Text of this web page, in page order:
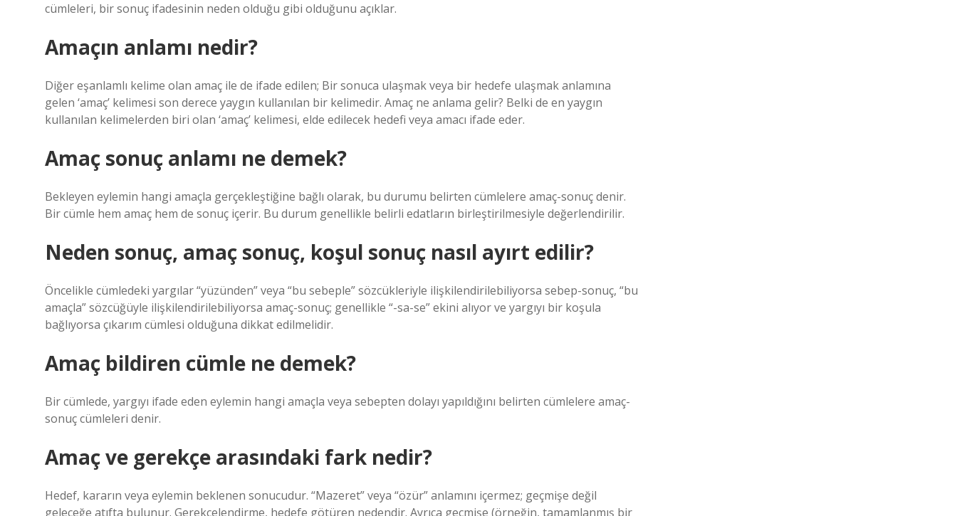
cümleleri, bir sonuç ifadesinin neden olduğu gibi olduğunu açıklar.
Amaçın anlamı nedir?
Diğer eşanlamlı kelime olan amaç ile de ifade edilen; Bir sonuca ulaşmak veya bir hedefe ulaşmak anlamına
gelen ‘amaç’ kelimesi son derece yaygın kullanılan bir kelimedir. Amaç ne anlama gelir? Belki de en yaygın
kullanılan kelimelerden biri olan ‘amaç’ kelimesi, elde edilecek hedefi veya amacı ifade eder.
Amaç sonuç anlamı ne demek?
Bekleyen eylemin hangi amaçla gerçekleştiğine bağlı olarak, bu durumu belirten cümlelere amaç-sonuç denir.
Bir cümle hem amaç hem de sonuç içerir. Bu durum genellikle belirli edatların birleştirilmesiyle değerlendirilir.
Neden sonuç, amaç sonuç, koşul sonuç nasıl ayırt edilir?
Öncelikle cümledeki yargılar “yüzünden” veya “bu sebeple” sözcükleriyle ilişkilendirilebiliyorsa sebep-sonuç, “bu
amaçla” sözcüğüyle ilişkilendirilebiliyorsa amaç-sonuç; genellikle “-sa-se” ekini alıyor ve yargıyı bir koşula
bağlıyorsa çıkarım cümlesi olduğuna dikkat edilmelidir.
Amaç bildiren cümle ne demek?
Bir cümlede, yargıyı ifade eden eylemin hangi amaçla veya sebepten dolayı yapıldığını belirten cümlelere amaç-
sonuç cümleleri denir.
Amaç ve gerekçe arasındaki fark nedir?
Hedef, kararın veya eylemin beklenen sonucudur. “Mazeret” veya “özür” anlamını içermez; geçmişe değil
geleceğe atıfta bulunur. Gerekçelendirme, hedefe götüren nedendir. Ayrıca geçmişe (örneğin, tamamlanmış bir